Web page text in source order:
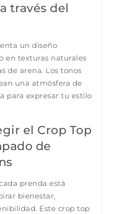
través del
un diseño
en texturas naturales
de arena. Los tonos
una atmósfera de
para expresar tu estilo
el Crop Top
de
prenda está
bienestar,
Este crop top